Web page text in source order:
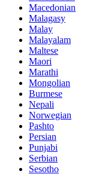
Macedonian
Malagasy
Malay
Malayalam
Maltese
Maori
Marathi
Mongolian
Burmese
Nepali
Norwegian
Pashto
Persian
Punjabi
Serbian
Sesotho